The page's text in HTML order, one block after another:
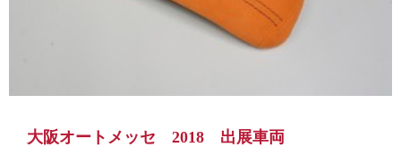
大阪オートメッセ 2018 出展車両